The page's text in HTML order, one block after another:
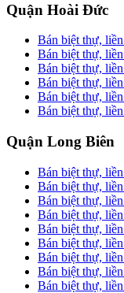
Quận Hoài Đức
Bán biệt thự,
Bán biệt thự,
Bán biệt thự,
Bán biệt thự,
Bán biệt thự,
Bán biệt thự,
Quận Long Biên
Bán biệt thự,
Bán biệt thự,
Bán biệt thự,
Bán biệt thự,
Bán biệt thự,
Bán biệt thự,
Bán biệt thự,
Bán biệt thự,
Bán biệt thự,